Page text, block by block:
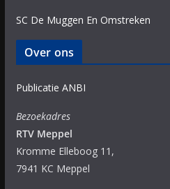
SC De Muggen En Omstreken
Over ons
Publicatie ANBI
Bezoekadres
RTV Meppel
Kromme Elleboog 11,
7941 KC Meppel